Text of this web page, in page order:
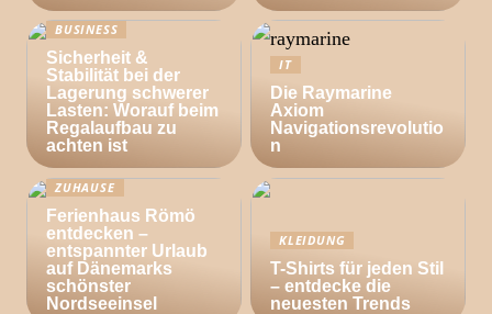
BUSINESS
Sicherheit &
Stabilität bei der
Lagerung schwerer
Lasten: Worauf beim
Regalaufbau zu
achten ist
IT
Die Raymarine
Axiom
Navigationsrevolutio
n
ZUHAUSE
Ferienhaus Römö
entdecken –
entspannter Urlaub
auf Dänemarks
schönster
Nordseeinsel
KLEIDUNG
T-Shirts für jeden Stil
– entdecke die
neuesten Trends